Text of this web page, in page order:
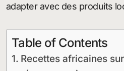
adapter avec des produits
Table of Contents
Recettes africaines